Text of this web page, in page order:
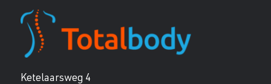
Ketelaarsweg 4